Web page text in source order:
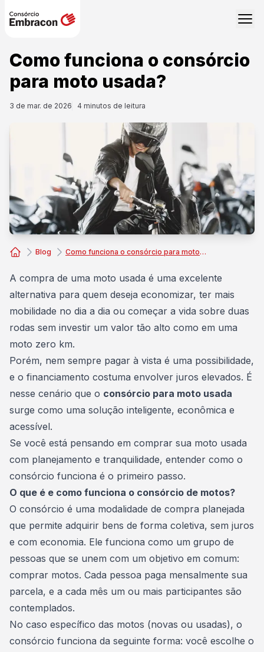
Como funciona o consórcio
para moto usada?
3 de mar. de 2026 4 minutos de leitura
Blog Como funciona o consórcio para moto usada?
A compra de uma moto usada é uma excelente
alternativa para quem deseja economizar, ter mais
mobilidade no dia a dia ou começar a vida sobre duas
rodas sem investir um valor tão alto como em uma
moto zero km.
Porém, nem sempre pagar à vista é uma possibilidade,
e o financiamento costuma envolver juros elevados. É
nesse cenário que o consórcio para moto usada
surge como uma solução inteligente, econômica e
acessível.
Se você está pensando em comprar sua moto usada
com planejamento e tranquilidade, entender como o
consórcio funciona é o primeiro passo.
O que é e como funciona o consórcio de motos?
O consórcio é uma modalidade de compra planejada
que permite adquirir bens de forma coletiva, sem juros
e com economia. Ele funciona como um grupo de
pessoas que se unem com um objetivo em comum:
comprar motos. Cada pessoa paga mensalmente sua
parcela, e a cada mês um ou mais participantes são
contemplados.
No caso específico das motos (novas ou usadas), o
consórcio funciona da seguinte forma: você escolhe o